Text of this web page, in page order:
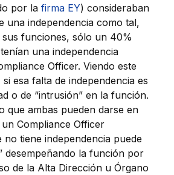
por la firma EY) consideraban
una independencia como tal,
funciones, sólo un 40%
una independencia
Officer. Viendo este
esa falta de independencia es
o de “intrusión” en la función.
que ambas pueden darse en
Compliance Officer
tiene independencia puede
desempeñando la función por
de la Alta Dirección u Órgano